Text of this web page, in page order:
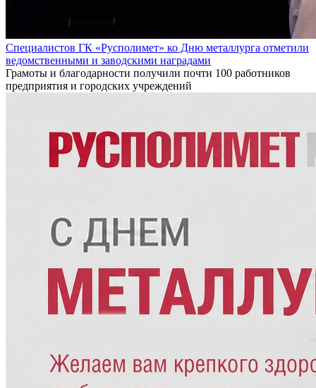
Специалистов ГК «Русполимет» ко Дню металлурга отметили
ведомственными и заводскими наградами
Грамоты и благодарности получили почти 100 работников
предприятия и городских учреждений